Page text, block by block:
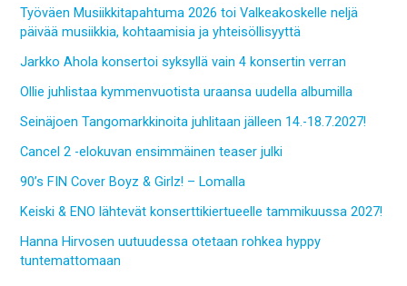
Työväen Musiikkitapahtuma 2026 toi Valkeakoskelle neljä
päivää musiikkia, kohtaamisia ja yhteisöllisyyttä
Jarkko Ahola konsertoi syksyllä vain 4 konsertin verran
Ollie juhlistaa kymmenvuotista uraansa uudella albumilla
Seinäjoen Tangomarkkinoita juhlitaan jälleen 14.-18.7.2027!
Cancel 2 -elokuvan ensimmäinen teaser julki
90’s FIN Cover Boyz & Girlz! – Lomalla
Keiski & ENO lähtevät konserttikiertueelle tammikuussa 2027!
Hanna Hirvosen uutuudessa otetaan rohkea hyppy
tuntemattomaan